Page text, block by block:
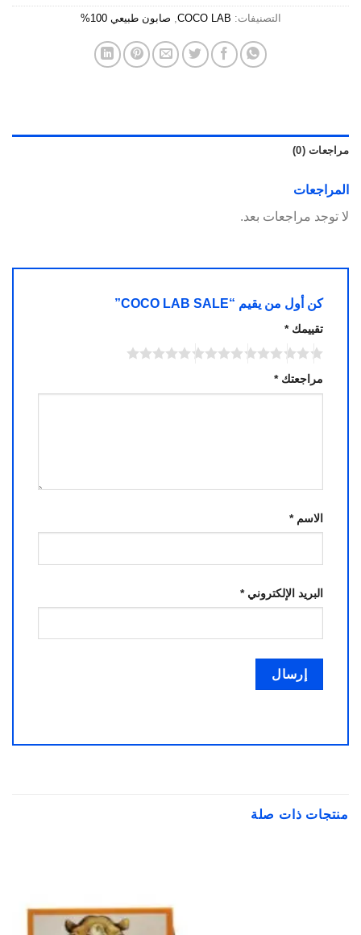
التصنيفات: COCO LAB
, صابون طبيعي 100%
مراجعات (0)
المراجعات
لا توجد مراجعات بعد.
كن أول من يقيم “COCO LAB SALE”
تقييمك*
مراجعتك*
الاسم*
البريد الإلكتروني*
منتجات ذات صلة